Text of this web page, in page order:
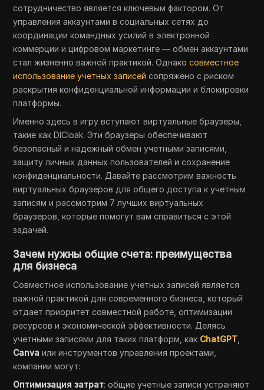
сотрудничество является ключевым фактором. От
управления аккаунтами в социальных сетях до
координации командных усилий в электронной
коммерции и цифровом маркетинге — обмен аккаунтами
стал жизненно важной практикой. Однакосовместное
использование учетных записей сопряжено с риском
раскрытия конфиденциальной информации и блокировки
платформы.
Именно здесь в игру вступают виртуальные браузеры,
такие как DICloak. Эти браузеры обеспечивают
безопасный и надежный обмен учетными записями,
защиту личных данных пользователей и сохранение
конфиденциальности. Давайте рассмотрим важность
виртуальных браузеров для общего доступа к учетным
записям и рассмотрим 7 лучших виртуальных
браузеров, которые помогут вам справиться с этой
задачей.
Зачем нужны общие счета: преимущества
для бизнеса
Совместное использование учетных записей является
важной практикой для современного бизнеса, который
отдает приоритет совместной работе, оптимизации
ресурсов и экономической эффективности. Делясь
учетными записями для таких платформ, как ChatGPT
Canva или инструментов управления проектами,
компании могут:
Оптимизация затрат: общие учетные записи устраняют